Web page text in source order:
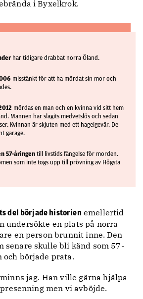
i Byxelkrok.
har tidigare drabbat norra Öland.
misstänkt för att ha mördat sin mor och
mördas en man och en kvinna vid sitt hem
Mannen har slagits medvetslös och sedan
Kvinnan är skjuten med ett hagelgevär. De
garage.
57-åringen till livstids fängelse för morden.
som inte togs upp till prövning av Högsta
del började historien emellertid
undersökte en plats på norra
en person brunnit inne. Den
senare skulle bli känd som 57-
och började prata.
jag. Han ville gärna hjälpa
men vi avböjde.